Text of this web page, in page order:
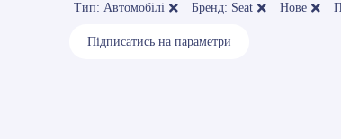
Тип: Автомобілі Бренд: Seat Нове
Підписатись на параметри